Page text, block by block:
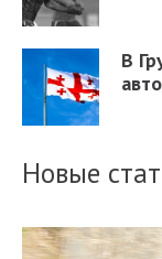
В
Новые